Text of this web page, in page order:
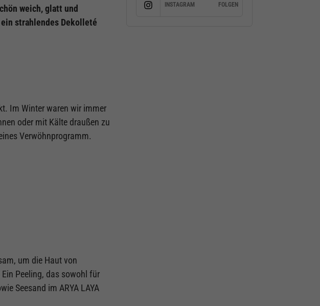
weich, glatt und
strahlendes Dekolleté
Im Winter waren wir immer
oder mit Kälte draußen zu
Verwöhnprogramm.
um die Haut von
Peeling, das sowohl für
Seesand im ARYA LAYA
INSTAGRAM FOLGEN